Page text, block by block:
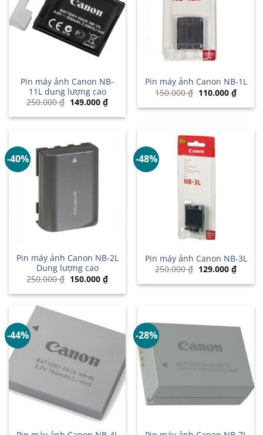
Pin máy ảnh Canon NB-
11L dung lượng cao
250.000₫ Giá
là:
149.000 ₫Giá
hiện
tại
149.000 ₫.
Pin máy ảnh Canon NB-1L
150.000₫ Giá
gốc
là:
110.000 ₫Giá
hiện
tại
-40%
Pin máy ảnh Canon NB-2L
Dung lượng cao
250.000₫ Giá
gốc
là:
150.000 ₫Giá
hiện
tại
150.000 ₫.
-48%
Pin máy ảnh Canon NB-3L
250.000₫ Giá
là:
129.000 ₫Giá
hiện
tại
-44% -28%